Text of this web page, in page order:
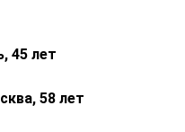
45 лет
58 лет